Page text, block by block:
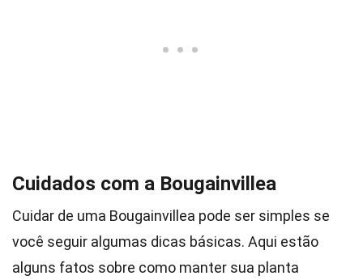
Cuidados com a Bougainvillea
Cuidar de uma Bougainvillea pode ser simples se
você seguir algumas dicas básicas. Aqui estão
alguns fatos sobre como manter sua planta